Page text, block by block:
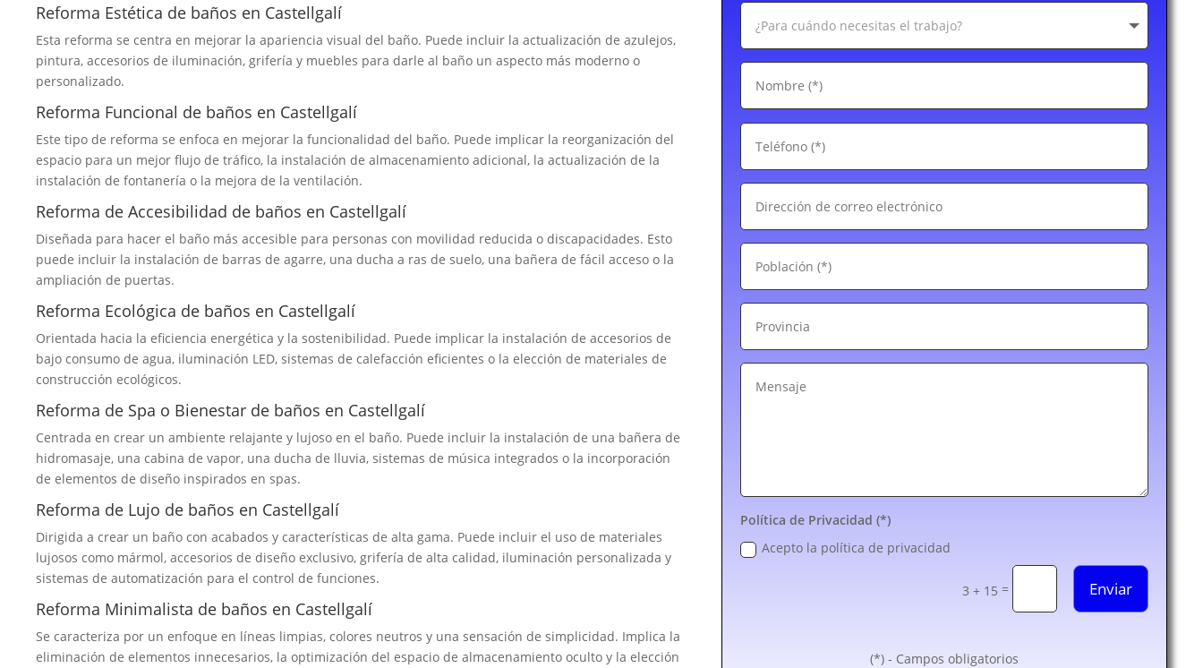
Reforma Estética de baños en Castellgalí
Esta reforma se centra en mejorar la apariencia visual del baño. Puede incluir la actualización de azulejos,
pintura, accesorios de iluminación, grifería y muebles para darle al baño un aspecto más moderno o
personalizado.
Reforma Funcional de baños en Castellgalí
Este tipo de reforma se enfoca en mejorar la funcionalidad del baño. Puede implicar la reorganización del
espacio para un mejor flujo de tráfico, la instalación de almacenamiento adicional, la actualización de la
instalación de fontanería o la mejora de la ventilación.
Reforma de Accesibilidad de baños en Castellgalí
Diseñada para hacer el baño más accesible para personas con movilidad reducida o discapacidades. Esto
puede incluir la instalación de barras de agarre, una ducha a ras de suelo, una bañera de fácil acceso o la
ampliación de puertas.
Reforma Ecológica de baños en Castellgalí
Orientada hacia la eficiencia energética y la sostenibilidad. Puede implicar la instalación de accesorios de
bajo consumo de agua, iluminación LED, sistemas de calefacción eficientes o la elección de materiales de
construcción ecológicos.
Reforma de Spa o Bienestar de baños en Castellgalí
Centrada en crear un ambiente relajante y lujoso en el baño. Puede incluir la instalación de una bañera de
hidromasaje, una cabina de vapor, una ducha de lluvia, sistemas de música integrados o la incorporación
de elementos de diseño inspirados en spas.
Reforma de Lujo de baños en Castellgalí
Dirigida a crear un baño con acabados y características de alta gama. Puede incluir el uso de materiales
lujosos como mármol, accesorios de diseño exclusivo, grifería de alta calidad, iluminación personalizada y
sistemas de automatización para el control de funciones.
Reforma Minimalista de baños en Castellgalí
Se caracteriza por un enfoque en líneas limpias, colores neutros y una sensación de simplicidad. Implica la
eliminación de elementos innecesarios, la optimización del espacio de almacenamiento oculto y la elección
Política de Privacidad (*)
Acepto la política de privacidad
3 + 15 = Enviar
(*) - Campos obligatorios